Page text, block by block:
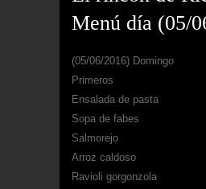
Menú día (05/
(05/06/2016) Domingo
Primeros
Ensalada de pasta
Sopa de fabes
Salmorejo
Arroz caldoso
Ravioli gorgonzola